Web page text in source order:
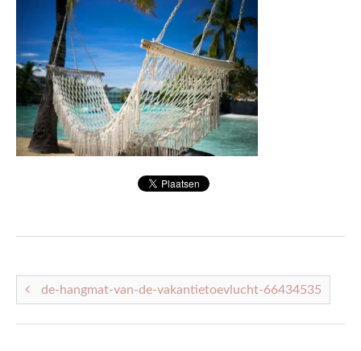
CONTACT
de-hangmat-van-de-vakantietoevlucht-66434535